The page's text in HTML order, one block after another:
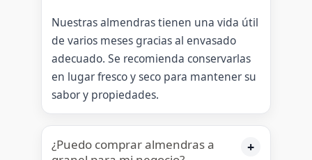
Nuestras almendras tienen una vida útil
de varios meses gracias al envasado
adecuado. Se recomienda conservarlas
en lugar fresco y seco para mantener su
sabor y propiedades.
¿Puedo comprar almendras a